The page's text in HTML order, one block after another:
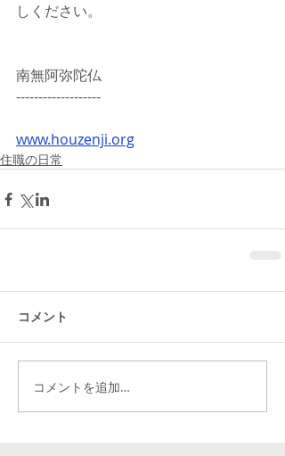
しください。
南無阿弥陀仏
-------------------
www.houzenji.org
住職の日常
コメント
コメントを追加…